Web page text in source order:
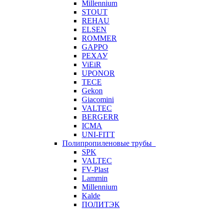
Millennium
STOUT
REHAU
ELSEN
ROMMER
GAPPO
РЕХАУ
ViEiR
UPONOR
TECE
Gekon
Giacomini
VALTEC
BERGERR
ICMA
UNI-FITT
Полипропиленовые трубы
SPK
VALTEC
FV-Plast
Lammin
Millennium
Kalde
ПОЛИТЭК